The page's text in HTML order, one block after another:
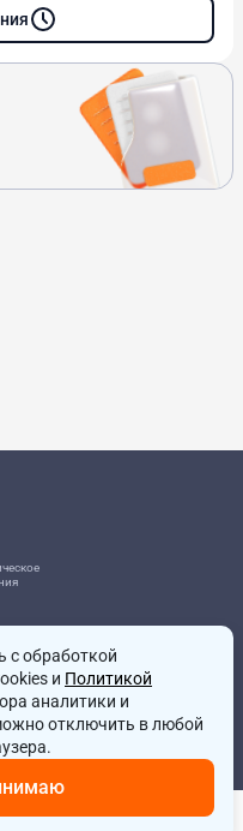
д.204в
с обработкой
и Политикой
аналитики и
отключить в любой